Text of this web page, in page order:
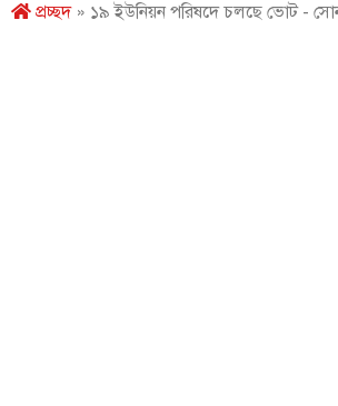
প্রচ্ছদ» ১৯ ইউনিয়ন পরিষদে চলছে ভোট -